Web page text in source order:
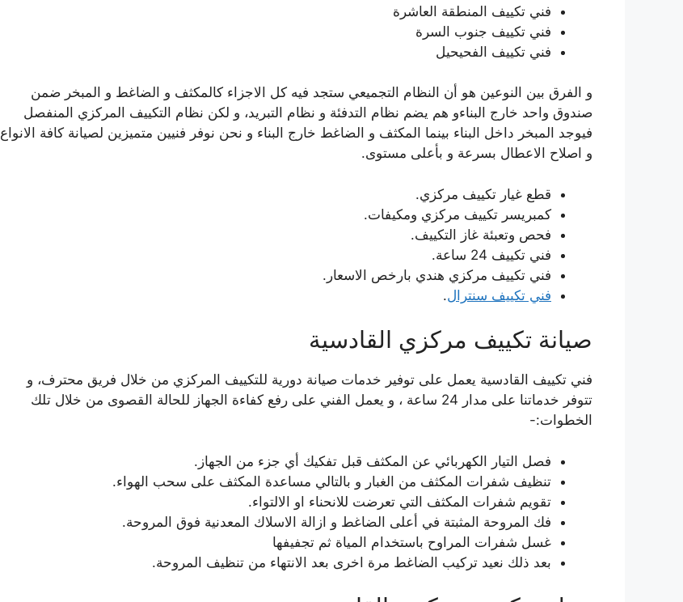
فني تكييف المنطقة العاشرة
فني تكييف جنوب السرة
فني تكييف الفحيحيل
و الفرق بين النوعين هو أن النظام التجميعي ستجد فيه كل الاجزاء كالمكثف و الضاغط و المبخر ضمن
صندوق واحد خارج البناءو هم يضم نظام التدفئة و نظام التبريد، و لكن نظام التكييف المركزي المنفصل
فيوجد المبخر داخل البناء بينما المكثف و الضاغط خارج البناء و نحن نوفر فنيين متميزين لصيانة كافة الانواع
و اصلاح الاعطال بسرعة و بأعلى مستوى.
قطع غيار تكييف مركزي.
كمبريسر تكييف مركزي ومكيفات.
فحص وتعبئة غاز التكييف.
فني تكييف 24 ساعة.
فني تكييف مركزي هندي بارخص الاسعار.
فني تكييف سنترال.
صيانة تكييف مركزي القادسية
فني تكييف القادسية يعمل على توفير خدمات صيانة دورية للتكييف المركزي من خلال فريق محترف، و
تتوفر خدماتنا على مدار 24 ساعة ، و يعمل الفني على رفع كفاءة الجهاز للحالة القصوى من خلال تلك
الخطوات:-
فصل التيار الكهربائي عن المكثف قبل تفكيك أي جزء من الجهاز.
تنظيف شفرات المكثف من الغبار و بالتالي مساعدة المكثف على سحب الهواء.
تقويم شفرات المكثف التي تعرضت للانحناء او الالتواء.
فك المروحة المثبتة في أعلى الضاغط و ازالة الاسلاك المعدنية فوق المروحة.
غسل شفرات المراوح باستخدام المياة ثم تجفيفها
بعد ذلك نعيد تركيب الضاغط مرة اخرى بعد الانتهاء من تنظيف المروحة.